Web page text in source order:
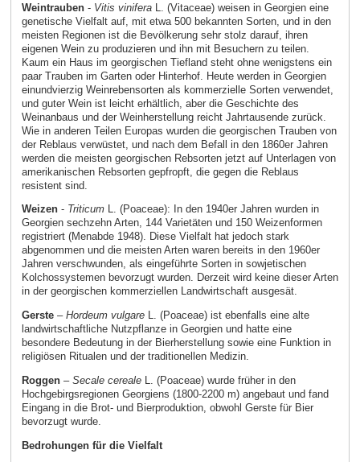
Weintrauben- Vitis viniferaL. (Vitaceae) weisen in Georgien eine
genetische Vielfalt auf, mit etwa 500 bekannten Sorten, und in den
meisten Regionen ist die Bevölkerung sehr stolz darauf, ihren
eigenen Wein zu produzieren und ihn mit Besuchern zu teilen.
Kaum ein Haus im georgischen Tiefland steht ohne wenigstens ein
paar Trauben im Garten oder Hinterhof. Heute werden in Georgien
einundvierzig Weinrebensorten als kommerzielle Sorten verwendet,
und guter Wein ist leicht erhältlich, aber die Geschichte des
Weinanbaus und der Weinherstellung reicht Jahrtausende zurück.
Wie in anderen Teilen Europas wurden die georgischen Trauben von
der Reblaus verwüstet, und nach dem Befall in den 1860er Jahren
werden die meisten georgischen Rebsorten jetzt auf Unterlagen von
amerikanischen Rebsorten gepfropft, die gegen die Reblaus
resistent sind.
Weizen- TriticumL. (Poaceae): In den 1940er Jahren wurden in
Georgien sechzehn Arten, 144 Varietäten und 150 Weizenformen
registriert (Menabde 1948). Diese Vielfalt hat jedoch stark
abgenommen und die meisten Arten waren bereits in den 1960er
Jahren verschwunden, als eingeführte Sorten in sowjetischen
Kolchossystemen bevorzugt wurden. Derzeit wird keine dieser Arten
in der georgischen kommerziellen Landwirtschaft ausgesät.
Gerste– Hordeum vulgareL. (Poaceae) ist ebenfalls eine alte
landwirtschaftliche Nutzpflanze in Georgien und hatte eine
besondere Bedeutung in der Bierherstellung sowie eine Funktion in
religiösen Ritualen und der traditionellen Medizin.
Roggen– Secale cerealeL. (Poaceae) wurde früher in den
Hochgebirgsregionen Georgiens (1800-2200 m) angebaut und fand
Eingang in die Brot- und Bierproduktion, obwohl Gerste für Bier
bevorzugt wurde.
Bedrohungen für die Vielfalt